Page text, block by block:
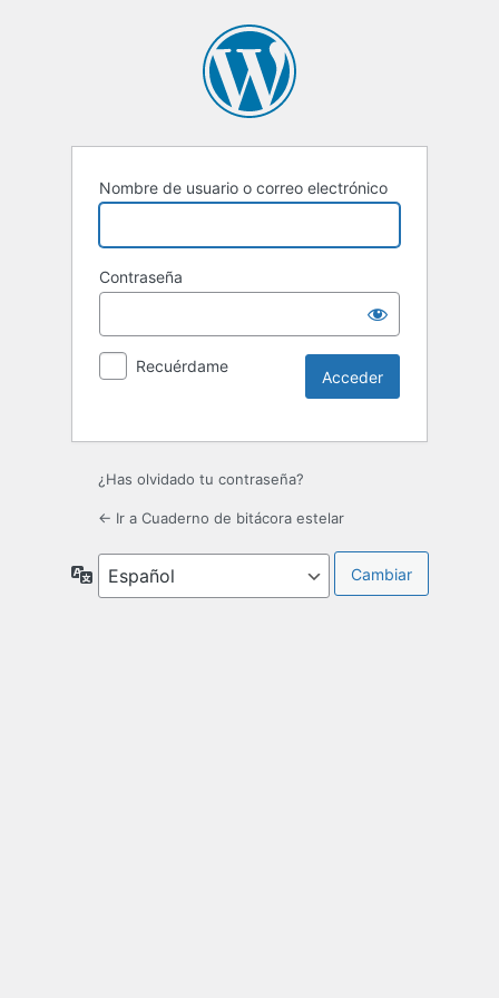
Nombre de usuario o correo electrónico
Contraseña
Recuérdame
¿Has olvidado tu contraseña?
← Ir a Cuaderno de bitácora estelar
Idioma